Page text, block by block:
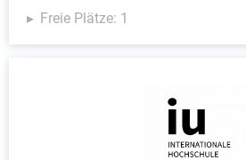
Freie Plätze: 1